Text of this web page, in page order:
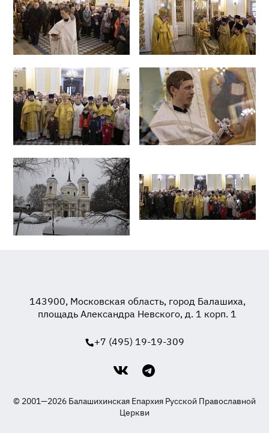
143900, Московская область, город Балашиха,
площадь Александра Невского, д. 1 корп. 1
+7 (495) 19-19-309
© 2001—2026 Балашихинская Епархия Русской Православной
Церкви